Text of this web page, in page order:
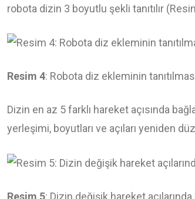
robota dizin 3 boyutlu şekli tanıtılır
Resim 4: Robota diz ekleminin
Dizin en az 5 farklı hareket açısında
yerleşimi, boyutları ve açıları yeniden
Resim 5: Dizin değişik hareket